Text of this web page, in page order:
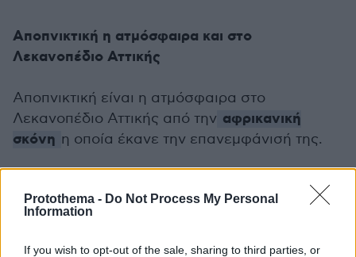
Protothema - Do Not Process My Personal
Information
If you wish to opt-out of the sale, sharing to third parties, or
Αποπνικτική η ατμόσφαιρα και στο
Λεκανοπέδιο Αττικής
Αποπνικτική είναι η ατμόσφαιρα στο
Λεκανοπέδιο Αττικής από την αφρικανική
σκόνη η οποία έκανε την επανεμφάνισή της.
κατέγραψαν οι φωτογραφίες από το
της κατάστασης που επικρατεί.